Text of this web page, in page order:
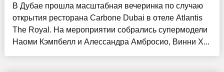
В Дубае прошла масштабная вечеринка по случаю
открытия ресторана Carbone Dubai в отеле Atlantis
The Royal. На мероприятии собрались супермодели
Наоми Кэмпбелл и Алессандра Амбросио, Винни Х...